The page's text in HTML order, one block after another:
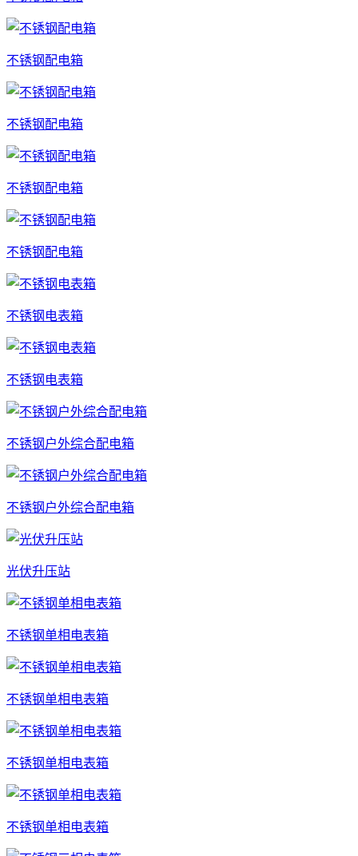
不锈钢配电箱
不锈钢配电箱
不锈钢配电箱
不锈钢配电箱
不锈钢电表箱
不锈钢电表箱
不锈钢户外综合配电箱
不锈钢户外综合配电箱
光伏升压站
不锈钢单相电表箱
不锈钢单相电表箱
不锈钢单相电表箱
不锈钢单相电表箱